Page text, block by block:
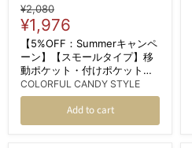
Original
price
¥2,080
Current
price
¥1,976
【5%OFF：Summerキャンペ
ーン】【スモールタイプ】移
動ポケット・付けポケット
（クリップタイプ） くすみ無
地 くすみアッシュブルー
COLORFUL CANDY STYLE
Add to cart